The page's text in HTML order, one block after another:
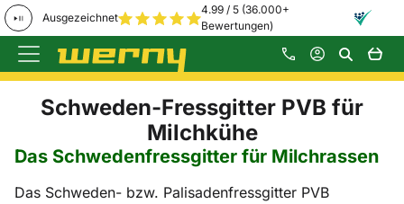
Ausgezeichnet
4.99 / 5 (36.000+
Bewertungen)
Zum Hauptinhalt springen
Schweden-Fressgitter PVB für
Milchkühe
Das Schwedenfressgitter für Milchrassen
Das Schweden- bzw. Palisadenfressgitter PVB